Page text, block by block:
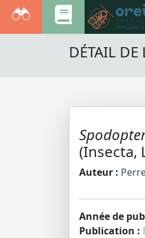
DÉTAIL DE
(Insecta,
Auteur :
Année de
Publication :